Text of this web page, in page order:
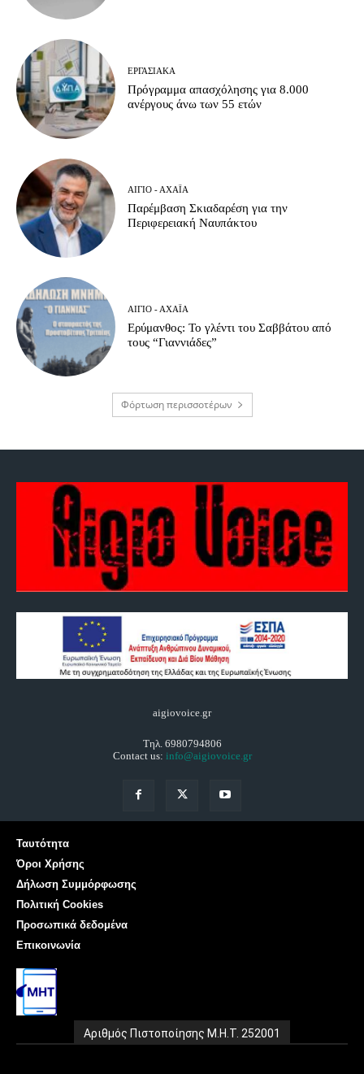
ΕΡΓΑΣΙΑΚΆ
Πρόγραμμα απασχόλησης για 8.000
ανέργους άνω των 55 ετών
ΑΊΓΙΟ - ΑΧΑΪ́Α
Παρέμβαση Σκιαδαρέση για την
Περιφερειακή Ναυπάκτου
ΑΊΓΙΟ - ΑΧΑΪ́Α
Ερύμανθος: Το γλέντι του Σαββάτου από
τους “Γιαννιάδες”
Φόρτωση περισσοτέρων
aigiovoice.gr
Τηλ. 6980794806
Contact us: info@aigiovoice.gr
Ταυτότητα
Όροι Χρήσης
Δήλωση Συμμόρφωσης
Πολιτική Cookies
Προσωπικά δεδομένα
Επικοινωνία
Αριθμός Πιστοποίησης Μ.Η.Τ. 252001